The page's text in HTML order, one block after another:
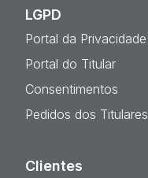
LGPD
Portal da Privacidade
Portal do Titular
Consentimentos
Pedidos dos Titulares
Clientes